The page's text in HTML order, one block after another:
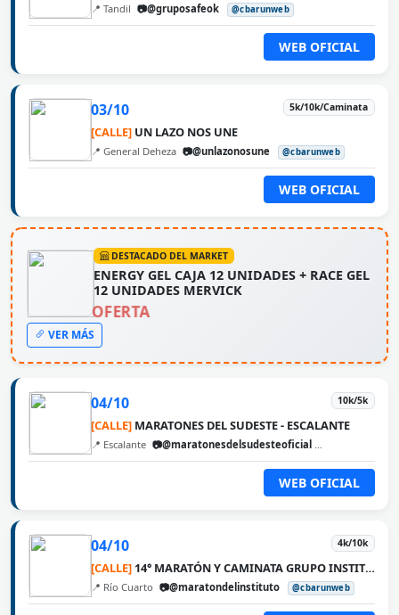
📍 Tandil 📷@gruposafeok @cbarunweb
WEB OFICIAL
03/10 5k/10k/Caminata
[CALLE] UN LAZO NOS UNE
📍 General Deheza 📷@unlazonosune @cbarunweb
WEB OFICIAL
DESTACADO DEL MARKET
ENERGY GEL CAJA 12 UNIDADES + RACE GEL
12 UNIDADES MERVICK
OFERTA
VER MÁS
04/10 10k/5k
[CALLE] MARATONES DEL SUDESTE - ESCALANTE
📍 Escalante 📷@maratonesdelsudesteoficial
WEB OFICIAL
04/10 4k/10k
[CALLE] 14° MARATÓN Y CAMINATA GRUPO INSTITUTO MÉDICO
📍 Río Cuarto 📷@maratondelinstituto @cbarunweb